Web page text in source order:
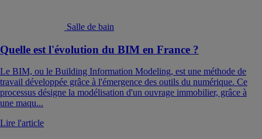
Salle de bain
Quelle est l'évolution du BIM en France ?
Le BIM, ou le Building Information Modeling, est une méthode de
travail développée grâce à l'émergence des outils du numérique. Ce
processus désigne la modélisation d'un ouvrage immobilier, grâce à
une maqu...
Lire l'article